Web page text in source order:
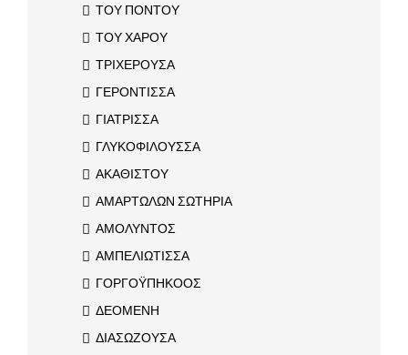
ΤΟΥ ΠΟΝΤΟΥ
ΤΟΥ ΧΑΡΟΥ
ΤΡΙΧΕΡΟΥΣΑ
ΓΕΡΟΝΤΙΣΣΑ
ΓΙΑΤΡΙΣΣΑ
ΓΛΥΚΟΦΙΛΟΥΣΣΑ
ΑΚΑΘΙΣΤΟΥ
ΑΜΑΡΤΩΛΩΝ ΣΩΤΗΡΙΑ
ΑΜΟΛΥΝΤΟΣ
ΑΜΠΕΛΙΩΤΙΣΣΑ
ΓΟΡΓΟΫΠΗΚΟΟΣ
ΔΕΟΜΕΝΗ
ΔΙΑΣΩΖΟΥΣΑ